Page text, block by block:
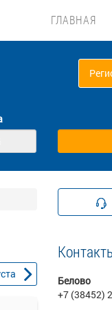
ГЛАВНАЯ
Белово
+7 (38452)